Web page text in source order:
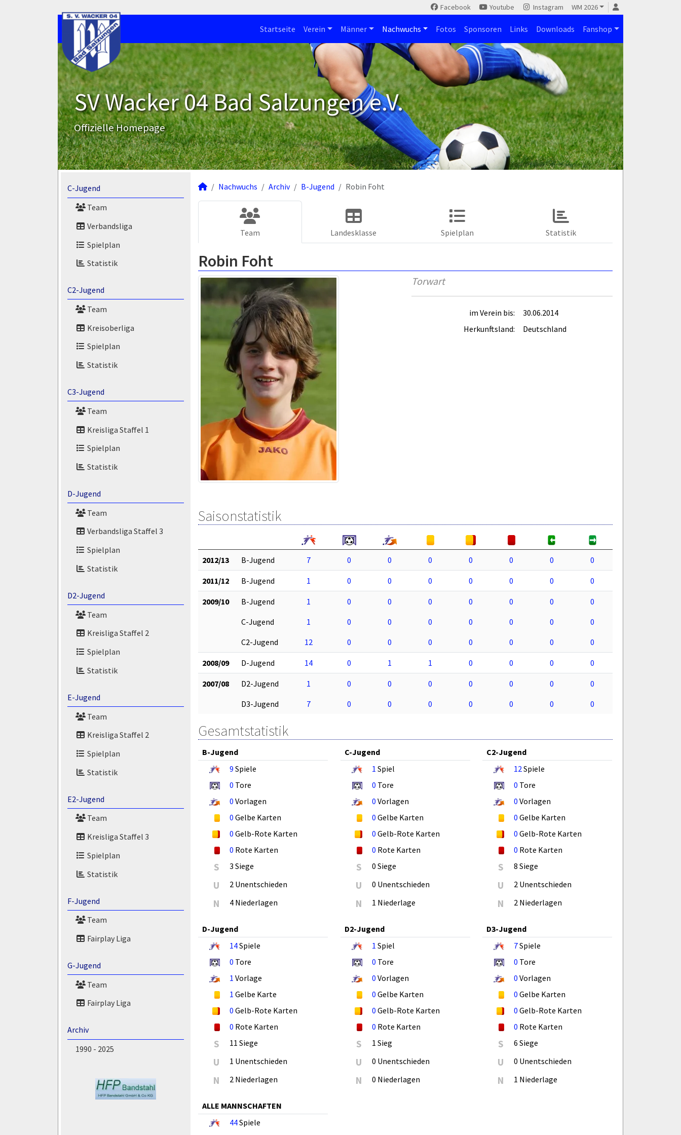
Facebook Youtube Instagram WM 2026
Startseite Verein Männer Nachwuchs Fotos Sponsoren Links Downloads Fanshop
SV Wacker 04 Bad Salzungen e.V.
Offizielle Homepage
C-Jugend
Team
Verbandsliga
Spielplan
Statistik
C2-Jugend
Team
Kreisoberliga
Spielplan
Statistik
C3-Jugend
Team
Kreisliga Staffel 1
Spielplan
Statistik
D-Jugend
Team
Verbandsliga Staffel 3
Spielplan
Statistik
D2-Jugend
Team
Kreisliga Staffel 2
Spielplan
Statistik
E-Jugend
Team
Kreisliga Staffel 2
Spielplan
Statistik
E2-Jugend
Team
Kreisliga Staffel 3
Spielplan
Statistik
F-Jugend
Team
Fairplay Liga
G-Jugend
Team
Fairplay Liga
Archiv
1990 - 2025
Nachwuchs Archiv B-Jugend Robin Foht
Team Landesklasse Spielplan Statistik
Robin Foht
Torwart
im Verein bis:
30.06.2014
Herkunftsland:
Deutschland
Saisonstatistik
2012/13 B-Jugend 7 0 0 0 0 0 0 0
2011/12 B-Jugend 1 0 0 0 0 0 0 0
2009/10 B-Jugend 1 0 0 0 0 0 0
0
C-Jugend
1 0 0 0 0 0 0
0
C2-Jugend
12 0 0 0 0 0 0 0
2008/09 D-Jugend 14 0 1 1 0 0 0 0
2007/08 D2-Jugend 1 0 0 0 0 0 0
0
D3-Jugend
7 0 0 0 0 0 0 0
Gesamtstatistik
B-Jugend
9 Spiele
0 Tore
0 Vorlagen
0 Gelbe Karten
0 Gelb-Rote Karten
0 Rote Karten
S 3 Siege
U 2 Unentschieden
N 4 Niederlagen
C-Jugend
1 Spiel
0 Tore
0 Vorlagen
0 Gelbe Karten
0 Gelb-Rote Karten
0 Rote Karten
S 0 Siege
U 0 Unentschieden
N 1 Niederlage
C2-Jugend
12Spiele
0 Tore
0 Vorlagen
0 Gelbe Karten
0 Gelb-Rote Karten
0 Rote Karten
S 8 Siege
U 2 Unentschieden
N 2 Niederlagen
D-Jugend
14Spiele
0 Tore
1 Vorlage
1 Gelbe Karte
0 Gelb-Rote Karten
0 Rote Karten
S 11 Siege
U 1 Unentschieden
N 2 Niederlagen
D2-Jugend
1 Spiel
0 Tore
0 Vorlagen
0 Gelbe Karten
0 Gelb-Rote Karten
0 Rote Karten
S 1 Sieg
U 0 Unentschieden
N 0 Niederlagen
D3-Jugend
7Spiele
0 Tore
0 Vorlagen
0 Gelbe Karten
0 Gelb-Rote Karten
0 Rote Karten
S 6 Siege
U 0 Unentschieden
N 1 Niederlage
ALLE MANNSCHAFTEN
44Spiele